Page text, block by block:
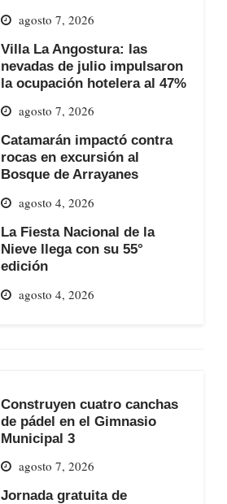
agosto 7, 2026
Villa La Angostura: las
nevadas de julio impulsaron
la ocupación hotelera al 47%
agosto 7, 2026
Catamarán impactó contra
rocas en excursión al
Bosque de Arrayanes
agosto 4, 2026
La Fiesta Nacional de la
Nieve llega con su 55°
edición
agosto 4, 2026
Construyen cuatro canchas
de pádel en el Gimnasio
Municipal 3
agosto 7, 2026
Jornada gratuita de